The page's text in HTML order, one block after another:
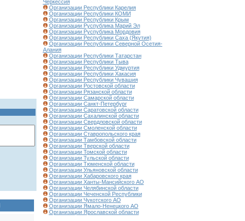
Черкессия
Организации Республики Карелия
Организации Республики КОМИ
Организации Республики Крым
Организации Руспублика Марий Эл
Организации Руспублика Мордовия
Организации Республики Саха (Якутия)
Организации Республики Северной Осетия-
Алания
Организации Республики Татарстан
Организации Республики Тыва
Организации Республики Удмуртия
Организации Республики Хакасия
Организации Республики Чувашия
Организации Ростовской области
Организации Рязанской области
Организации Самарской области
Организации Санкт-Петербург
Организации Саратовской области
Организации Сахалинской области
Организации Свердловской области
Организации Смоленской области
Организации Ставропольского края
Организации Тамбовской области
Организации Тверской области
Организации Томской области
Организации Тульской области
Организации Тюменской области
Организации Ульяновской области
Организации Хабаровского края
Организации Ханты-Мансийского АО
Организации Челябинской области
Организации Чеченской Республики
Организации Чукотского АО
Организации Ямало-Ненецкого АО
Организации Ярославской области